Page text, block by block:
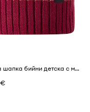
Reima шапка бийни детска с мериносова вълна Vilpas
€